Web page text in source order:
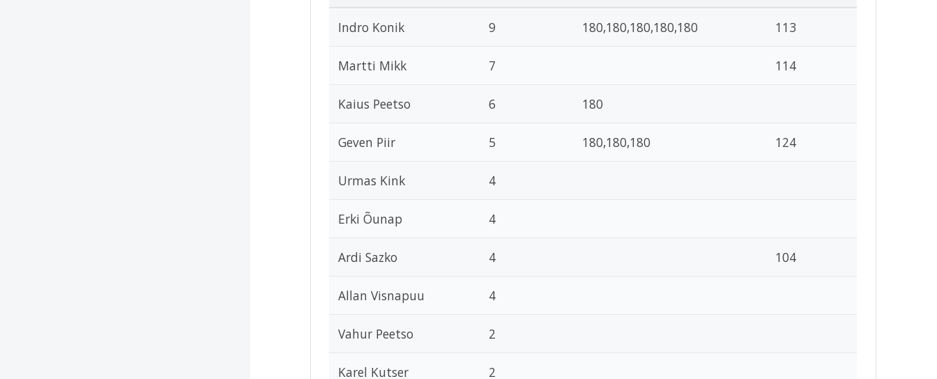
Indro Konik 9 180,180,180,180,180 113
Martti Mikk 7 114
Kaius Peetso 6 180
Geven Piir 5 180,180,180 124
Urmas Kink 4
Erki Õunap 4
Ardi Sazko 4 104
Allan Visnapuu 4
Vahur Peetso 2
Karel Kutser 2